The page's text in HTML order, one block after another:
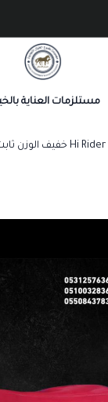
صيدلية
مستلزمات العناية